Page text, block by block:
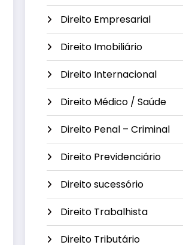
Direito Empresarial
Direito Imobiliário
Direito Internacional
Direito Médico / Saúde
Direito Penal – Criminal
Direito Previdenciário
Direito sucessório
Direito Trabalhista
Direito Tributário